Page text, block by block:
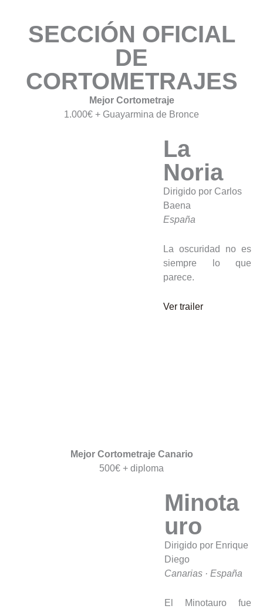
SECCIÓN OFICIAL
DE
CORTOMETRAJES
Mejor Cortometraje
1.000€ + Guayarmina de Bronce
La
Noria
Dirigido por Carlos
Baena
España
La oscuridad no es
siempre lo que
parece.
Ver trailer
Mejor Cortometraje Canario
500€ + diploma
Minota
uro
Dirigido por Enrique
Diego
Canarias · España
El Minotauro fue